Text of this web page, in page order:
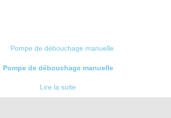
Pompe de débouchage manuelle
Lire la suite